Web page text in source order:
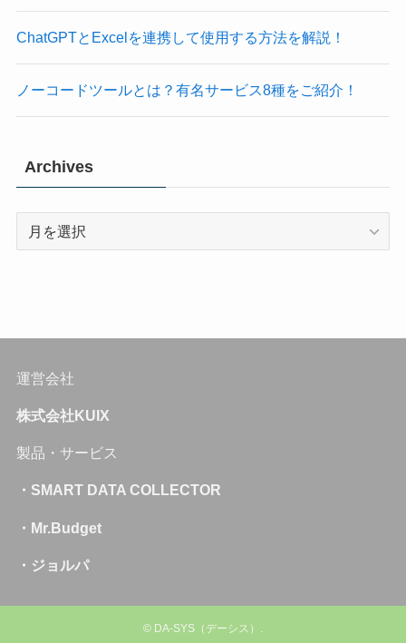
ChatGPTとExcelを連携して使用する方法を解説！
ノーコードツールとは？有名サービス8種をご紹介！
Archives
Archives
運営会社
株式会社KUIX
製品・サービス
・SMART DATA COLLECTOR
・Mr.Budget
・ジョルパ
© DA-SYS（デーシス）.